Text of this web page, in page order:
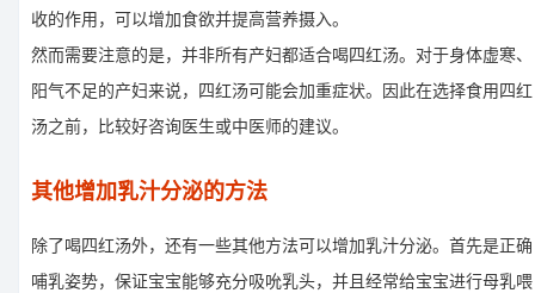
收的作用，可以增加食欲并提高营养摄入。
然而需要注意的是，并非所有产妇都适合喝四红汤。对于身体虚寒、
阳气不足的产妇来说，四红汤可能会加重症状。因此在选择食用四红
汤之前，比较好咨询医生或中医师的建议。
其他增加乳汁分泌的方法
除了喝四红汤外，还有一些其他方法可以增加乳汁分泌。首先是正确
哺乳姿势，保证宝宝能够充分吸吮乳头，并且经常给宝宝进行母乳喂